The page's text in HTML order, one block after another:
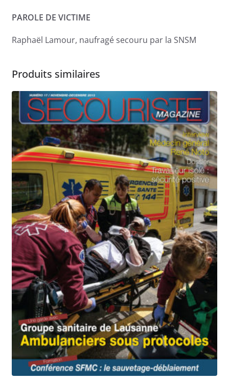
PAROLE DE VICTIME
Raphaël Lamour, naufragé secouru par la SNSM
Produits similaires